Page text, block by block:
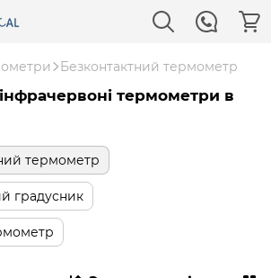
Безконтактний термометр
термометри в
термометр
градусник